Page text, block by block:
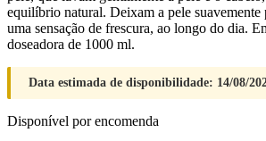
equilíbrio natural. Deixam a pele suavemente
uma sensação de frescura, ao longo do dia.
doseadora de 1000 ml.
Data estimada de disponibilidade: 14/08/
Disponível por encomenda